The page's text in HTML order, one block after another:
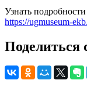
Узнать
https://ugmuseum-
Поделиться